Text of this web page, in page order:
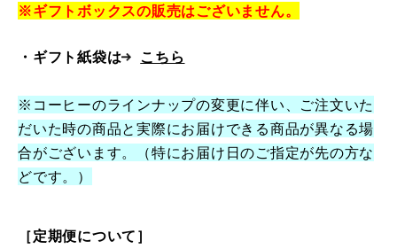
※ギフトボックスの販売はございません。
・ ギフト紙袋は こちら
※コーヒーのラインナップの変更に伴い、ご注文いた
だいた時の商品と実際にお届けできる商品が異なる場
合がございます。（特にお届け日のご指定が先の方な
どです。）
［定期便について］